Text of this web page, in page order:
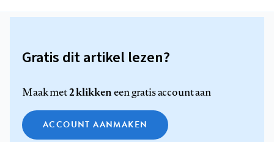
Gratis dit artikel lezen?
Maak met2 klikkeneen gratis account aan
ACCOUNT AANMAKEN